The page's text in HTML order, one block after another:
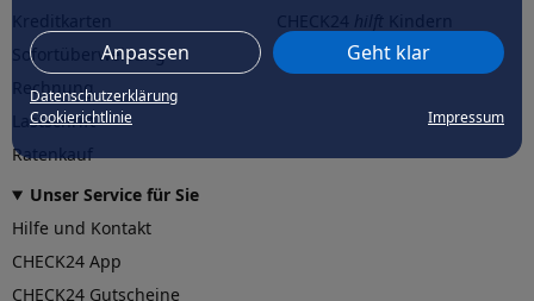
Anpassen Geht klar
Datenschutzerklärung
Cookierichtlinie
Impressum
Sofortüberweisung
Rechnung
Lastschrift
Ratenkauf
CHECK24hilftder Natur
Unser Service für Sie
Hilfe und Kontakt
CHECK24 App
CHECK24 Gutscheine